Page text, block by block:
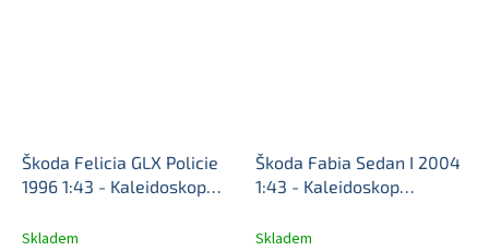
Škoda Felicia GLX Policie
1996 1:43 - Kaleidoskop
modelem #124
Skladem
Škoda Fabia Sedan I 2004
1:43 - Kaleidoskop
modelem #122
Skladem